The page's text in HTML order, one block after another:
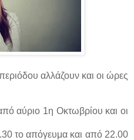
αλλάζουν και οι ώρες
αύριο 1η Οκτωβρίου και οι
το απόγευμα και από 22.00